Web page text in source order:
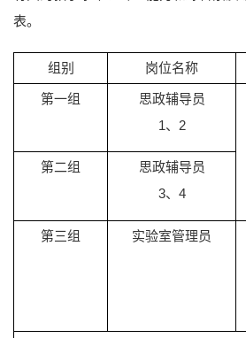
表。
组别 岗位名称
第一组
思政辅导员
1、2
第二组
思政辅导员
3、4
第三组 实验室管理员